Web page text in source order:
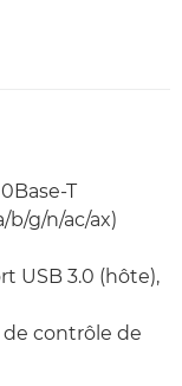
T
b/g/n/ac/ax)
USB 3.0 (hôte),
contrôle de